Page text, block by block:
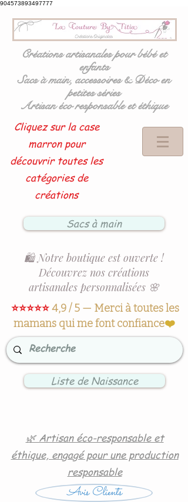
904573893497777
Créations artisanales pour bébé et
enfants
Sacs à main, accessoires & Déco en
petites séries
Artisan éco responsable et éthique
Cliquez sur la case
marron pour
découvrir toutes les
catégories de
créations
Sacs à main
🛍️ Notre boutique est ouverte !
Découvrez nos créations
artisanales personnalisées 🌸
⭐⭐⭐⭐⭐4,9 / 5 — Merci à toutes les
mamans qui me font confiance❤️
Liste de Naissance
🌿 Artisan éco-responsable et
éthique, engagé pour une production
responsable
Avis Clients